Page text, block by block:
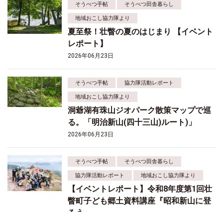
そうべつ手帖 そうべつ田舎暮らし
地域おこし協力隊より
夏至祭！壮瞥の夏のはじまり 【イベント
レポート】
2026年06月23日
そうべつ手帖 協力隊活動レポート
地域おこし協力隊より
洞爺湖有珠山ジオパーク散策マップで巡
る。「明治新山(四十三山)ルート)」
2026年06月23日
そうべつ手帖 そうべつ田舎暮らし
協力隊活動レポート 地域おこし協力隊より
【イベントレポート】令和8年度第1回壮
瞥町子ども郷土資料講座『昭和新山に登